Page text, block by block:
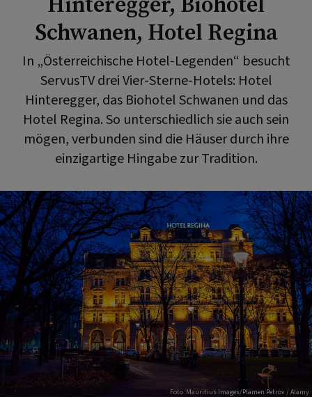
Schwanen, Hotel Regina
In „Österreichische Hotel-Legenden“ besucht
ServusTV drei Vier-Sterne-Hotels: Hotel
Hinteregger, das Biohotel Schwanen und das
Hotel Regina. So unterschiedlich sie auch sein
mögen, verbunden sind die Häuser durch ihre
einzigartige Hingabe zur Tradition.
Foto: Mauritius Images/Plamen Petrov / Alamy